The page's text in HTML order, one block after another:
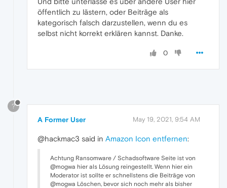
öffentlich zu lästern, oder Beiträge als
kategorisch falsch darzustellen, wenn du es
selbst nicht korrekt erklären kannst. Danke.
0
?
A Former User May 19, 2021, 9:54 AM
@hackmac3 said in Amazon Icon entfernen:
Achtung Ransomware / Schadsoftware Seite ist von
@mogwa hier als Lösung reingestellt. Wenn hier ein
Moderator ist sollte er schnellstens die Beiträge von
@mogwa Löschen, bevor sich noch mehr als bisher